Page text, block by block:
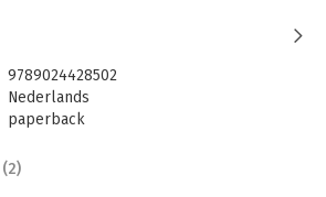
9789024428502
Nederlands
paperback
Boom
(2)